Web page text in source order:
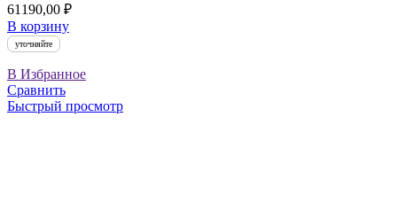
61190,00 ₽
В корзину
уточняйте
В Избранное
Сравнить
Быстрый просмотр